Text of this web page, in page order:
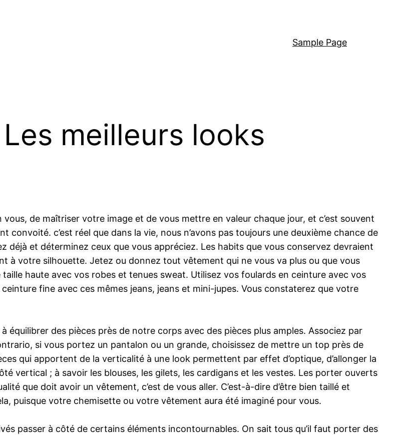
Sample Page
meilleurs looks
de maîtriser votre image et de vous mettre en valeur chaque jour, et c’est souvent
c’est réel que dans la vie, nous n’avons pas toujours une deuxième chance de
déjà et déterminez ceux que vous appréciez. Les habits que vous conservez devraient
à votre silhouette. Jetez ou donnez tout vêtement qui ne vous va plus ou que vous
haute avec vos robes et tenues sweat. Utilisez vos foulards en ceinture avec vos
fine avec ces mêmes jeans, jeans et mini-jupes. Vous constaterez que votre
équilibrer des pièces près de notre corps avec des pièces plus amples. Associez par
si vous portez un pantalon ou un grande, choisissez de mettre un top près de
qui apportent de la verticalité à une look permettent par effet d’optique, d’allonger la
vertical ; à savoir les blouses, les gilets, les cardigans et les vestes. Les porter ouverts
que doit avoir un vêtement, c’est de vous aller. C’est-à-dire d’être bien taillé et
puisque votre chemisette ou votre vêtement aura été imaginé pour vous.
passer à côté de certains éléments incontournables. On sait tous qu’il faut porter des